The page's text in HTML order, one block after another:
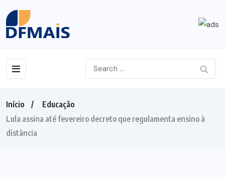
Início
Educação
Lula assina até fevereiro decreto que regulamenta ensino à
distância